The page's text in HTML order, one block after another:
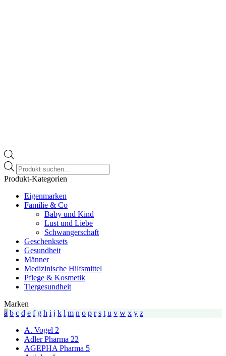
Products
search
Produkt-Kategorien
Eigenmarken
Familie & Co
Baby und Kind
Lust und Liebe
Schwangerschaft
Geschenksets
Gesundheit
Männer
Medizinische Hilfsmittel
Pflege & Kosmetik
Tiergesundheit
Marken
a b c d e f g h i j k l m n o p r s t u v w x y z
A. Vogel 2
Adler Pharma 22
AGEPHA Pharma 5